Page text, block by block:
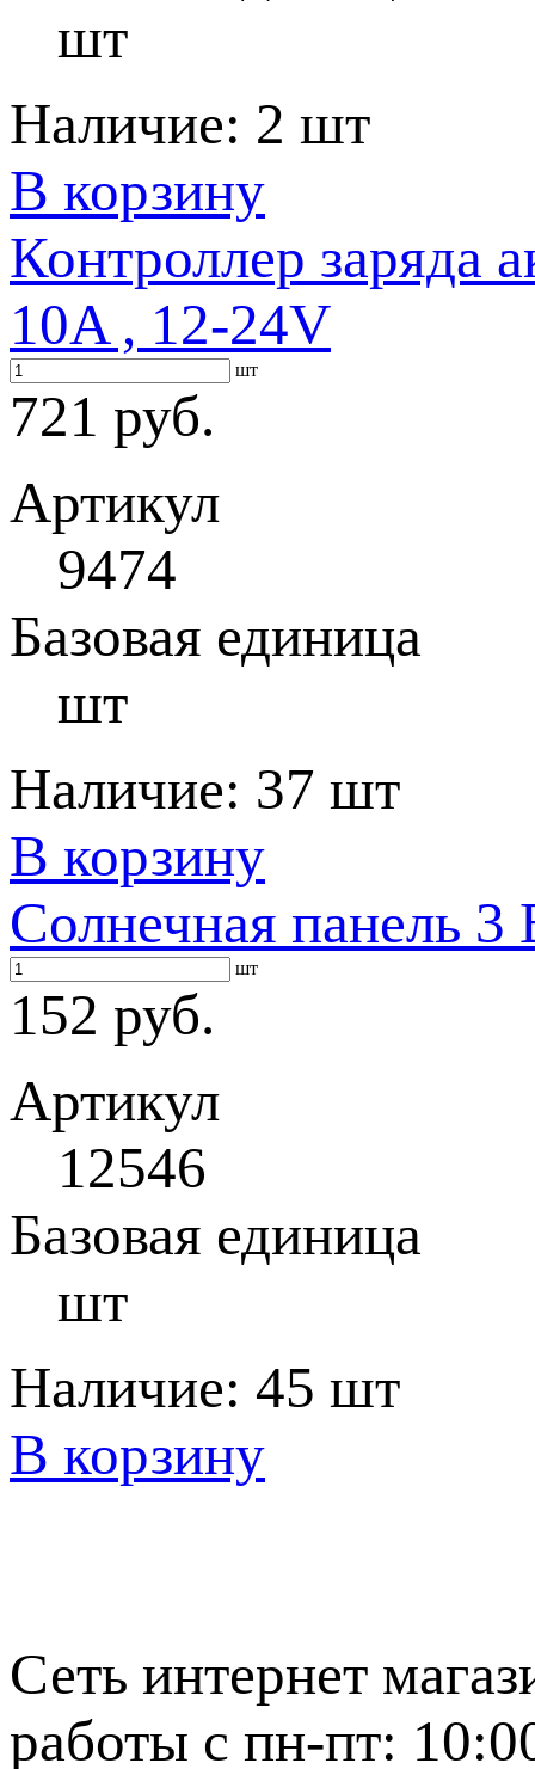
шт
Наличие: 2 шт
В корзину
Контроллер заряда
10A , 12-24V
шт
721 руб.
Артикул
9474
Базовая единица
шт
Наличие: 37 шт
В корзину
Солнечная панель
шт
152 руб.
Артикул
12546
Базовая единица
шт
Наличие: 45 шт
В корзину
Сеть интернет
работы с пн-пт: